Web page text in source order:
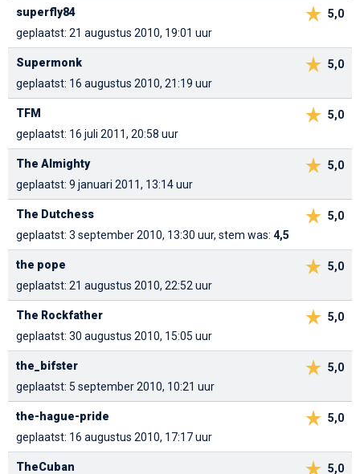
5,0
superfly84
geplaatst: 21 augustus 2010, 19:01 uur
5,0
Supermonk
geplaatst: 16 augustus 2010, 21:19 uur
5,0
TFM
geplaatst: 16 juli 2011, 20:58 uur
5,0
The Almighty
geplaatst: 9 januari 2011, 13:14 uur
5,0
The Dutchess
geplaatst: 3 september 2010, 13:30 uur, stem was: 4,5
5,0
the pope
geplaatst: 21 augustus 2010, 22:52 uur
5,0
The Rockfather
geplaatst: 30 augustus 2010, 15:05 uur
5,0
the_bifster
geplaatst: 5 september 2010, 10:21 uur
5,0
the-hague-pride
geplaatst: 16 augustus 2010, 17:17 uur
5,0
TheCuban